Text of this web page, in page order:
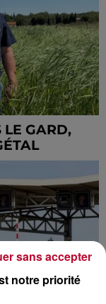
LE GARD,
notre priorité
sans accepter